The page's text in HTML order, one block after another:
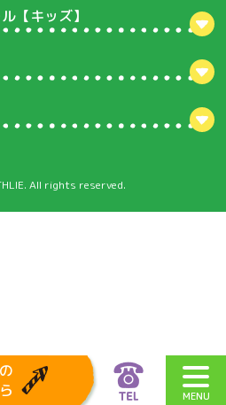
MENU
【キッズ】
All rights reserved.